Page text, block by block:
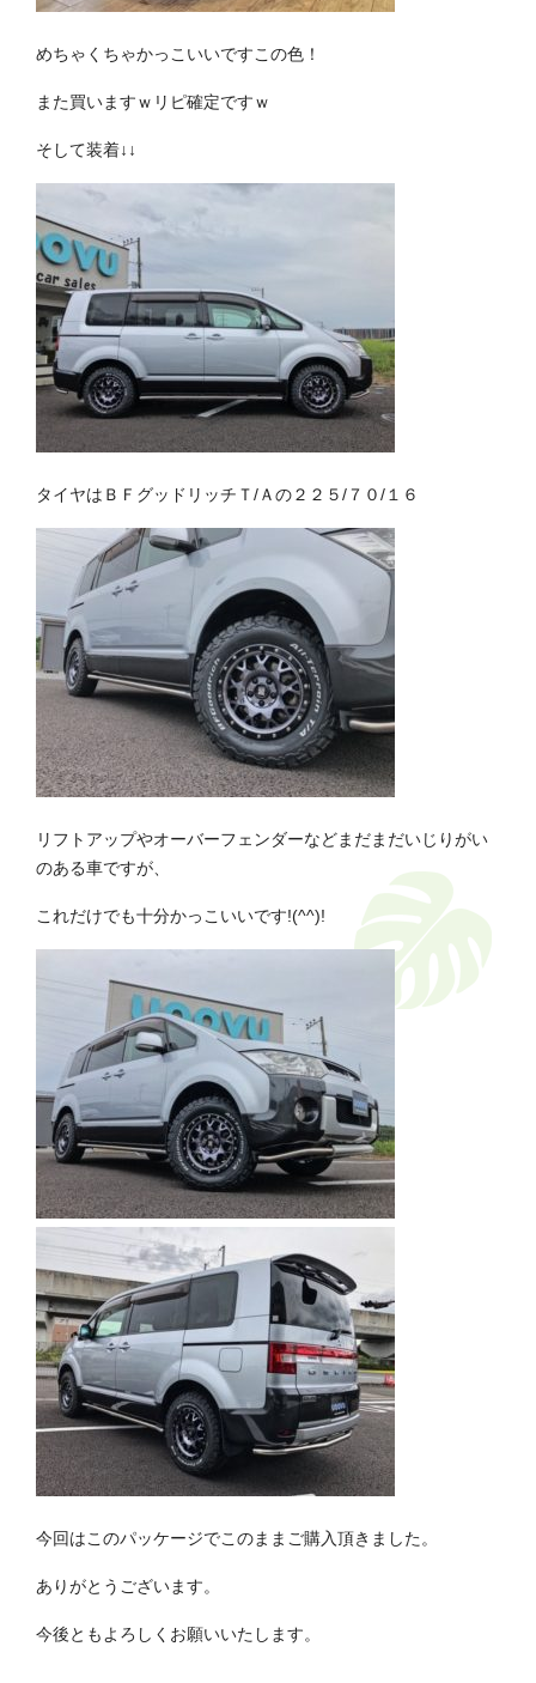
めちゃくちゃかっこいいですこの色！
また買いますｗリピ確定ですｗ
そして装着↓↓
タイヤはＢＦグッドリッチＴ/Ａの２２５/７０/１６
リフトアップやオーバーフェンダーなどまだまだいじりがい
のある車ですが、
これだけでも十分かっこいいです!(^^)!
今回はこのパッケージでこのままご購入頂きました。
ありがとうございます。
今後ともよろしくお願いいたします。